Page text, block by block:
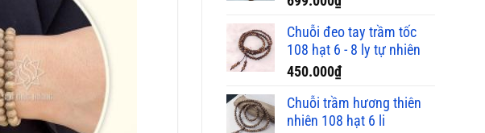
Chuỗi đeo tay trầm tốc
108 hạt 6 - 8 ly tự nhiên
450.000₫
Chuỗi trầm hương thiên
nhiên 108 hạt 6 li